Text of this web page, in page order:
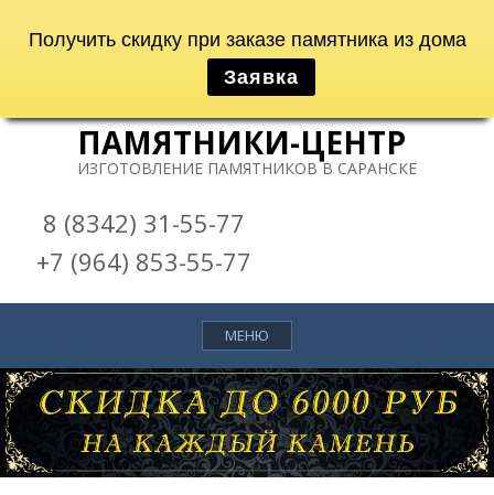
Получить скидку при заказе памятника из дома
Заявка
k
n
e
n
t
ПАМЯТНИКИ-ЦЕНТР
ИЗГОТОВЛЕНИЕ ПАМЯТНИКОВ В САРАНСКЕ
8 (8342) 31-55-77
+7 (964) 853-55-77
МЕНЮ